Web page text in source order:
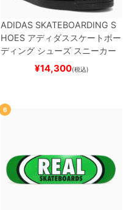
ADIDAS SKATEBOARDING S
HOES アディダススケートボー
ディング シューズ スニーカー
スーパースターSUPERSTAR A
BLACK/WHITE/WHITE
ー
¥14,300(税込)
6